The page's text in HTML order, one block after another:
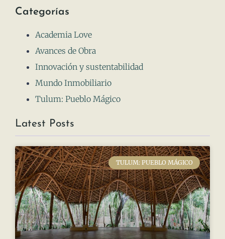
Decoración Navideña Sostenible
para el Hogar: Celebrando con
Explorando Opciones Respetuosas con el
Medio Ambiente: La elección de materiales
sostenibles es esencial para una decoración
navideña consciente. Optar por adornos
hechos de